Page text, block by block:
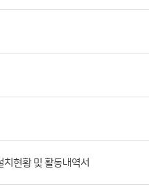
현황 및 활동내역서